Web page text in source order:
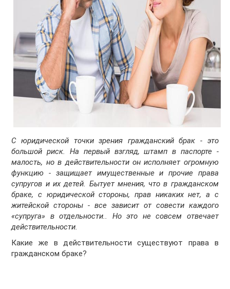
С юридической точки зрения гражданский брак - это
большой риск. На первый взгляд, штамп в паспорте -
малость, но в действительности он исполняет огромную
функцию - защищает имущественные и прочие права
супругов и их детей. Бытует мнения, что в гражданском
браке, с юридической стороны, прав никаких нет, а с
житейской стороны - все зависит от совести каждого
«супруга» в отдельности.. Но это не совсем отвечает
действительности.
Какие же в действительности существуют права в
гражданском браке?